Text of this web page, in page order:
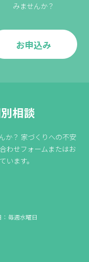
みませんか？
お申込み
相談
か？ 家づくりへの不安
わせフォームまたはお
います。
：毎週水曜日